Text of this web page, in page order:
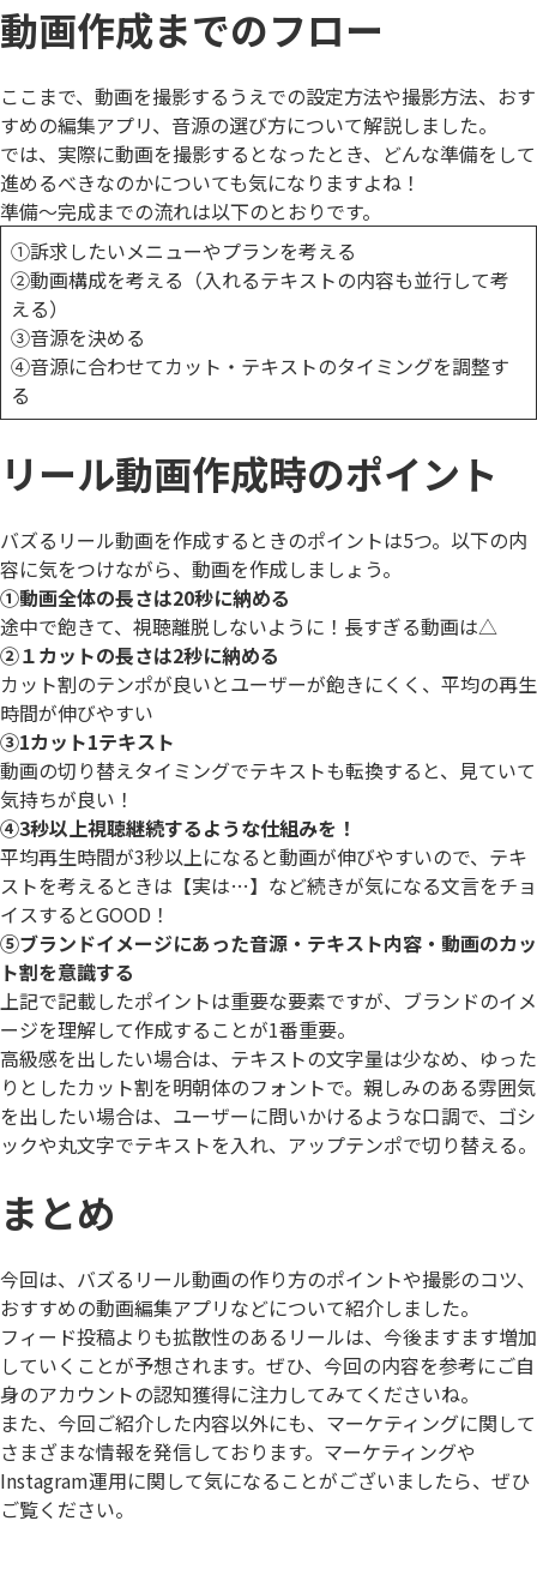
動画作成までのフロー
ここまで、動画を撮影するうえでの設定方法や撮影方法、おす
すめの編集アプリ、音源の選び方について解説しました。
では、実際に動画を撮影するとなったとき、どんな準備をして
進めるべきなのかについても気になりますよね！
準備〜完成までの流れは以下のとおりです。
①訴求したいメニューやプランを考える
②動画構成を考える（入れるテキストの内容も並行して考
える）
③音源を決める
④音源に合わせてカット・テキストのタイミングを調整す
る
リール動画作成時のポイント
バズるリール動画を作成するときのポイントは5つ。以下の内
容に気をつけながら、動画を作成しましょう。
①動画全体の長さは20秒に納める
途中で飽きて、視聴離脱しないように！長すぎる動画は△
②１カットの長さは2秒に納める
カット割のテンポが良いとユーザーが飽きにくく、平均の再生
時間が伸びやすい
③1カット1テキスト
動画の切り替えタイミングでテキストも転換すると、見ていて
気持ちが良い！
④3秒以上視聴継続するような仕組みを！
平均再生時間が3秒以上になると動画が伸びやすいので、テキ
ストを考えるときは【実は…】など続きが気になる文言をチョ
イスするとGOOD！
⑤ブランドイメージにあった音源・テキスト内容・動画のカッ
ト割を意識する
上記で記載したポイントは重要な要素ですが、ブランドのイメ
ージを理解して作成することが1番重要。
高級感を出したい場合は、テキストの文字量は少なめ、ゆった
りとしたカット割を明朝体のフォントで。親しみのある雰囲気
を出したい場合は、ユーザーに問いかけるような口調で、ゴシ
ックや丸文字でテキストを入れ、アップテンポで切り替える。
まとめ
今回は、バズるリール動画の作り方のポイントや撮影のコツ、
おすすめの動画編集アプリなどについて紹介しました。
フィード投稿よりも拡散性のあるリールは、今後ますます増加
していくことが予想されます。ぜひ、今回の内容を参考にご自
身のアカウントの認知獲得に注力してみてくださいね。
また、今回ご紹介した内容以外にも、マーケティングに関して
さまざまな情報を発信しております。マーケティングや
Instagram運用に関して気になることがございましたら、ぜひ
ご覧ください。